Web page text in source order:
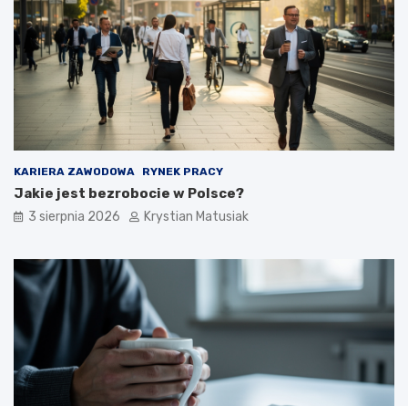
KARIERA ZAWODOWA RYNEK PRACY
Jakie jest bezrobocie w Polsce?
3 sierpnia 2026 Krystian Matusiak